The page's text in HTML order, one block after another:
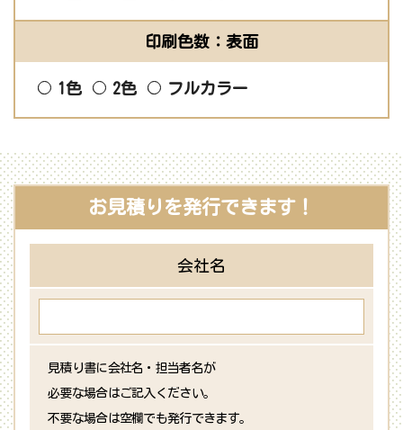
印刷色数：表面
1色 2色 フルカラー
お見積りを発行できます！
会社名
見積り書に会社名・担当者名が
必要な場合はご記入ください。
不要な場合は空欄でも発行できます。